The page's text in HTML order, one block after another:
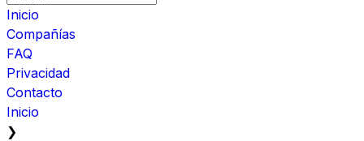
Inicio
Compañías
FAQ
Privacidad
Contacto
Inicio
❯